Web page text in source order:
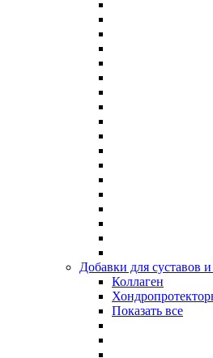
Добавки для суставов и
Коллаген
Показать все